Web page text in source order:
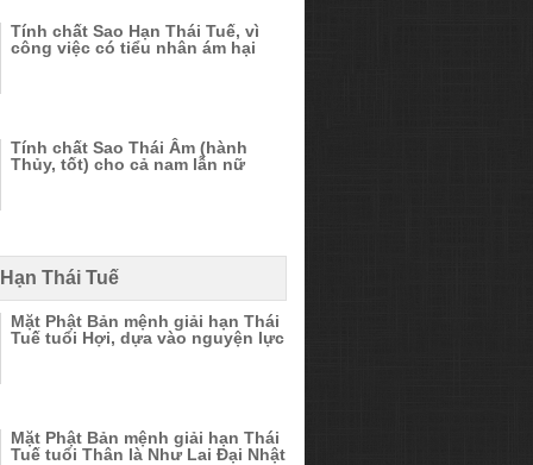
Tính chất Sao Hạn Thái Tuế, vì
công việc có tiểu nhân ám hại
Tính chất Sao Thái Âm (hành
Thủy, tốt) cho cả nam lẫn nữ
Thái Tuế
Mặt Phật Bản mệnh giải hạn Thái
Tuế tuổi Hợi, dựa vào nguyện lực
Mặt Phật Bản mệnh giải hạn Thái
Tuế tuổi Thân là Như Lai Đại Nhật